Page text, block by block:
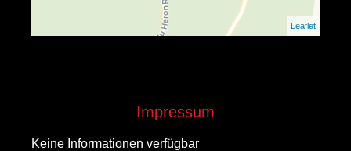
Leaflet
Impressum
Keine Informationen verfügbar